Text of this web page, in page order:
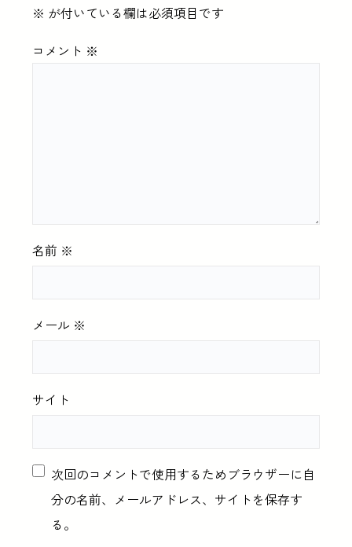
※ が付いている欄は必須項目です
コメント ※
名前 ※
メール ※
サイト
次回のコメントで使用するためブラウザーに自
分の名前、メールアドレス、サイトを保存す
る。